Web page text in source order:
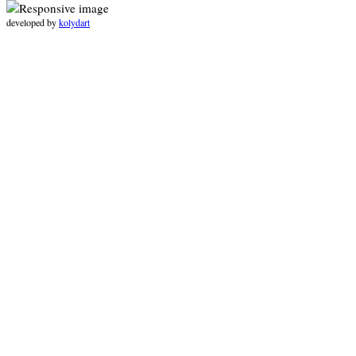
developed bykolydart